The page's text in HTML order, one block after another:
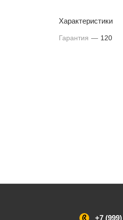
Характеристики
Гарантия — 120
+7